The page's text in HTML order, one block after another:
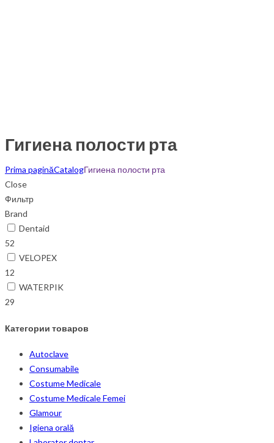
Гигиена полости рта
Prima paginăCatalogГигиена полости рта
Close
Фильтр
Brand
Dentaid
52
VELOPEX
12
WATERPIK
29
Категории товаров
Autoclave
Consumabile
Costume Medicale
Costume Medicale Femei
Glamour
Igiena orală